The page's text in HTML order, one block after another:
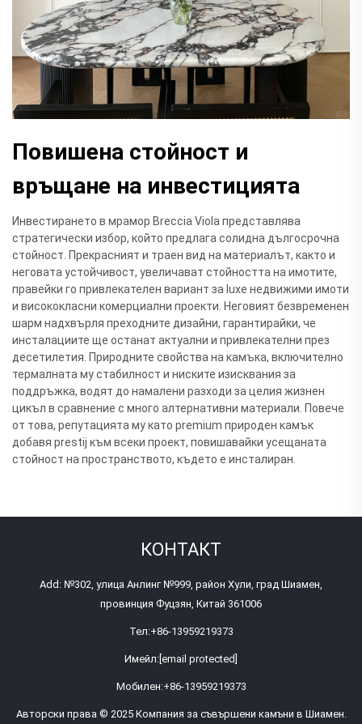
Повишена стойност и
връщане на инвестицията
Инвестирането в мрамор Breccia Viola представлява
стратегически избор, който предлага солидна дългосрочна
стойност. Прекрасният и траен вид на материалът, както и
неговата устойчивост, увеличават стойността на имотите,
правейки го привлекателен вариант за luxe недвижими имоти
и висококласни комерциални проекти. Неговият безвременен
шарм надхвърля преходните дизайни, гарантирайки, че
инсталациите ще останат актуални и привлекателни през
десетилетия. Природните свойства на камъка, включително
термалната му стабилност и ниските изисквания за
поддръжка, водят до намалени разходи за целия жизнен
цикъл в сравнение с много алтернативни материали. Повече
от това, репутацията му като premium природен камък
добавя prestij към всеки проект, повишавайки усещаната
стойност на пространството, където е инсталиран.
КОНТАКТ
Add: №302, улица Анлинг №999, район Хули, град Шиамен,
провинция Фуцзян, Китай 361006
Тел:+86-13959219373
Имейл: [email protected]
Мобилен:+86-13959219373
Авторски права © 2025 Компания за съвършени камъни в Шиамен.